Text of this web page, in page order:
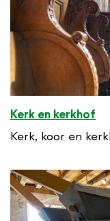
Kerk en kerkhof
Kerk, koor en